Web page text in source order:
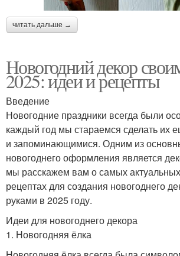
читать дальше →
Новогодний декор
2025: идеи и рецепты
Введение
Новогодние праздники всегда были
каждый год мы стараемся сделать их
и запоминающимися. Одним из
новогоднего оформления является
мы расскажем вам о самых
рецептах для создания новогоднего
руками в 2025 году.
Идеи для новогоднего декора
1. Новогодняя ёлка